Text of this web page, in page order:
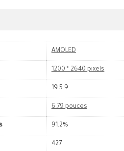
AMOLED
1200 * 2640 pixels
19.5:9
6.79 pouces
91.2%
427